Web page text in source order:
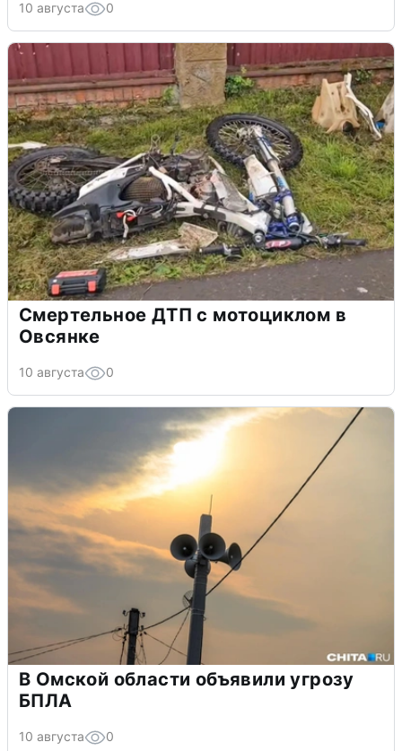
10 августа 0
Смертельное ДТП с мотоциклом в
Овсянке
10 августа 0
В Омской области объявили угрозу
БПЛА
10 августа 0